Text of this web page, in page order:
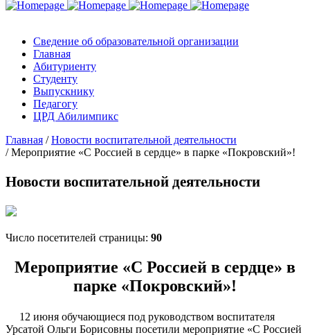
Сведение об образовательной организации
Главная
Абитуриенту
Студенту
Выпускнику
Педагогу
ЦРД Абилимпикс
Главная /Новости воспитательной деятельности
/Мероприятие «С Россией в сердце» в парке «Покровский»!
Новости воспитательной деятельности
Число посетителей страницы: 90
Мероприятие «С Россией в сердце» в
парке «Покровский»!
12 июня обучающиеся под руководством воспитателя
Урсатой Ольги Борисовны посетили мероприятие «С Россией